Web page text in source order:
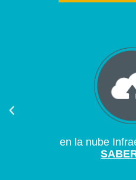
en la nube